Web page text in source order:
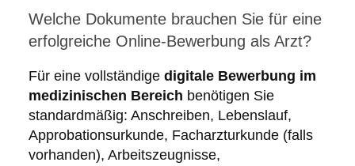
Welche Dokumente brauchen Sie für eine
erfolgreiche Online-Bewerbung als Arzt?
Für eine vollständige digitale Bewerbung im
medizinischen Bereich benötigen Sie
standardmäßig: Anschreiben, Lebenslauf,
Approbationsurkunde, Facharzturkunde (falls
vorhanden), Arbeitszeugnisse,